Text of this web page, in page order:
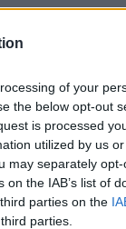
of your
the below opt-out
is processed
utilized by us
may separately
the IAB’s list of
parties on the
parties.
λάβουν
τους και να
ότι
της